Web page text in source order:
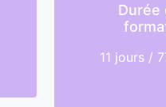
Durée
11 jours /